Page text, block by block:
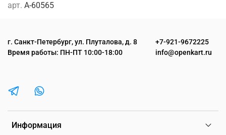
арт. A-60565
Информация
г. Санкт-Петербург, ул. Плуталова, д. 8
Время работы: ПН-ПТ 10:00-18:00
+7-921-9672225
info@openkart.ru